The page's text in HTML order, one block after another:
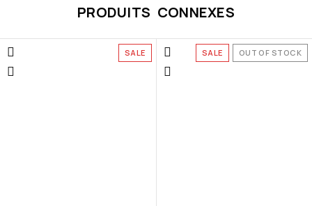
PRODUITS CONNEXES
SALE SALE OUT OF STOCK